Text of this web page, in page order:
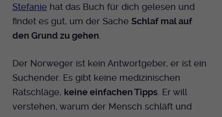
Stefanie hat das Buch für dich gelesen und
findet es gut, um der Sache Schlaf mal auf
den Grund zu gehen
Der Norweger ist kein Antwortgeber, er ist ein
Suchender. Es gibt keine medizinischen
Ratschläge, keine einfachen Tipps . Er will
verstehen, warum der Mensch schläft und